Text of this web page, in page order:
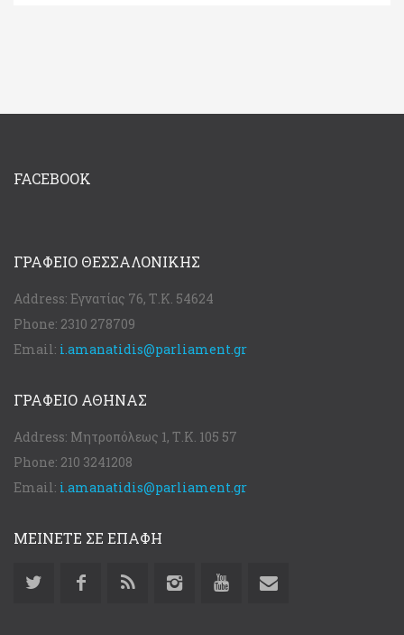
FACEBOOK
ΓΡΑΦΕΊΟ ΘΕΣΣΑΛΟΝΊΚΗΣ
Address: Εγνατίας 76, Τ.Κ. 54624
Phone: 2310 278709
Email: i.amanatidis@parliament.gr
ΓΡΑΦΕΊΟ ΑΘΉΝΑΣ
Address: Μητροπόλεως 1, Τ.Κ. 105 57
Phone: 210 3241208
Email: i.amanatidis@parliament.gr
ΜΕΙΝΕΤΕ ΣΕ ΕΠΑΦΗ